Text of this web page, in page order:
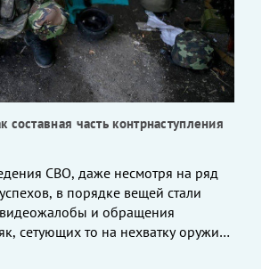
часть контрнаступления
СВО, даже несмотря на ряд
в порядке вещей стали
и обращения
сетующих то на нехватку оружия,